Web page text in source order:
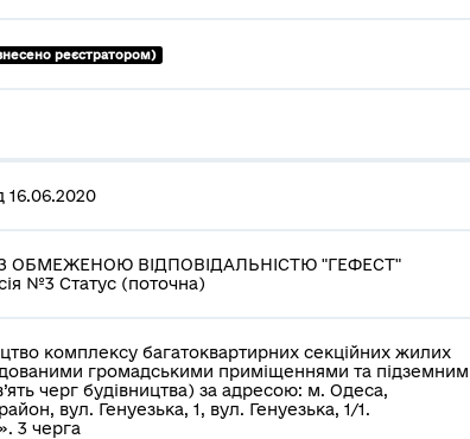
реєстратором)
16.06.2020
ОБМЕЖЕНОЮ ВІДПОВІДАЛЬНІСТЮ "ГЕФЕСТ"
№3 Статус (поточна)
комплексу багатоквартирних секційних жилих
громадськими приміщеннями та підземним
черг будівництва) за адресою: м. Одеса,
вул. Генуезька, 1, вул. Генуезька, 1/1.
3 черга